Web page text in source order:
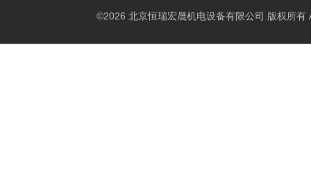
©2026 北京恒瑞宏晟机电设备有限公司 版权所有